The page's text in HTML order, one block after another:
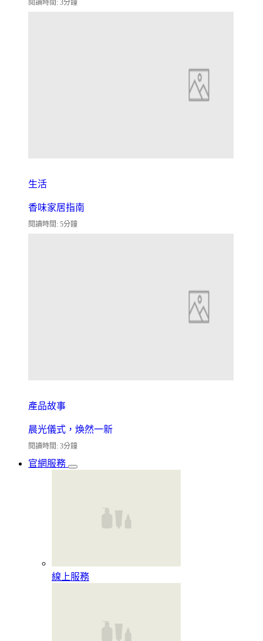
閱讀時間: 3分鐘
生活
香味家居指南
閱讀時間: 5分鐘
產品故事
晨光儀式，煥然一新
閱讀時間: 3分鐘
官網服務
線上服務